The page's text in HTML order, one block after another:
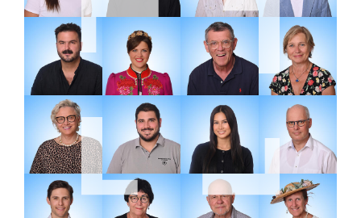
Nora Roloff Pirmin Wilhelm Susanne Steudten Markus Wöhrle
Jonas Kenk Valerie Hübner Helmut Dold Birgit König